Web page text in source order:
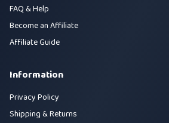
FAQ & Help
Become an Affiliate
Affiliate Guide
Information
Privacy Policy
Shipping & Returns